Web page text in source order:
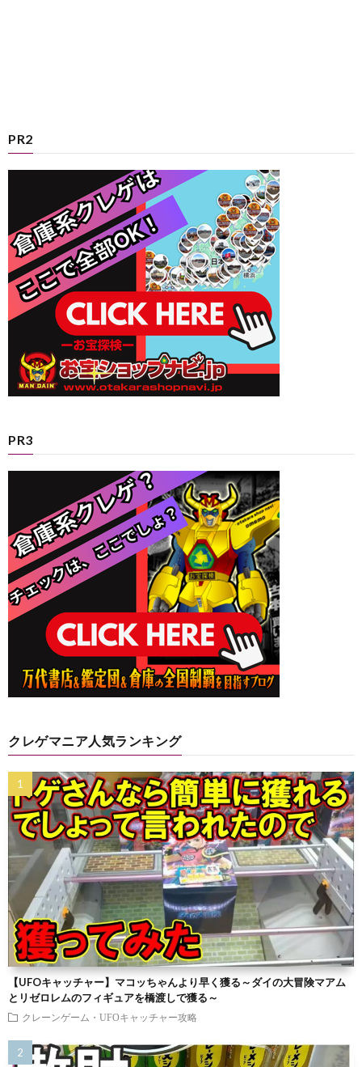
PR2
PR3
クレゲマニア人気ランキング
【UFOキャッチャー】マコッちゃんより早く獲る～ダイの大冒険マアム
とリゼロレムのフィギュアを橋渡しで獲る～
クレーンゲーム・UFOキャッチャー攻略